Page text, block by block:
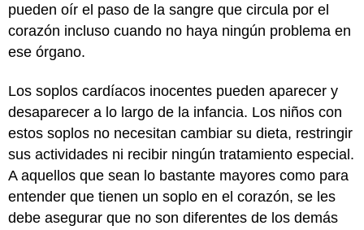
pueden oír el paso de la sangre que circula por el
corazón incluso cuando no haya ningún problema en
ese órgano.
Los soplos cardíacos inocentes pueden aparecer y
desaparecer a lo largo de la infancia. Los niños con
estos soplos no necesitan cambiar su dieta, restringir
sus actividades ni recibir ningún tratamiento especial.
A aquellos que sean lo bastante mayores como para
entender que tienen un soplo en el corazón, se les
debe asegurar que no son diferentes de los demás